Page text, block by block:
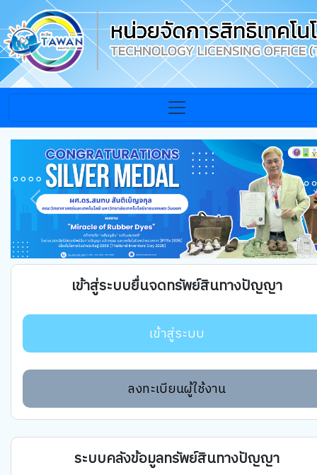
Previous
เข้าสู่ระบบยื่นจดทรัพย์สินทางปัญญา
เข้าสู่ระบบ
ลงทะเบียนผู้ใช้งาน
ระบบคลังข้อมูลทรัพย์สินทางปัญญา